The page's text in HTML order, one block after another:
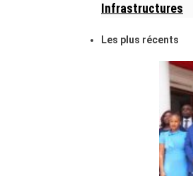
Infrastructures
Les plus récents